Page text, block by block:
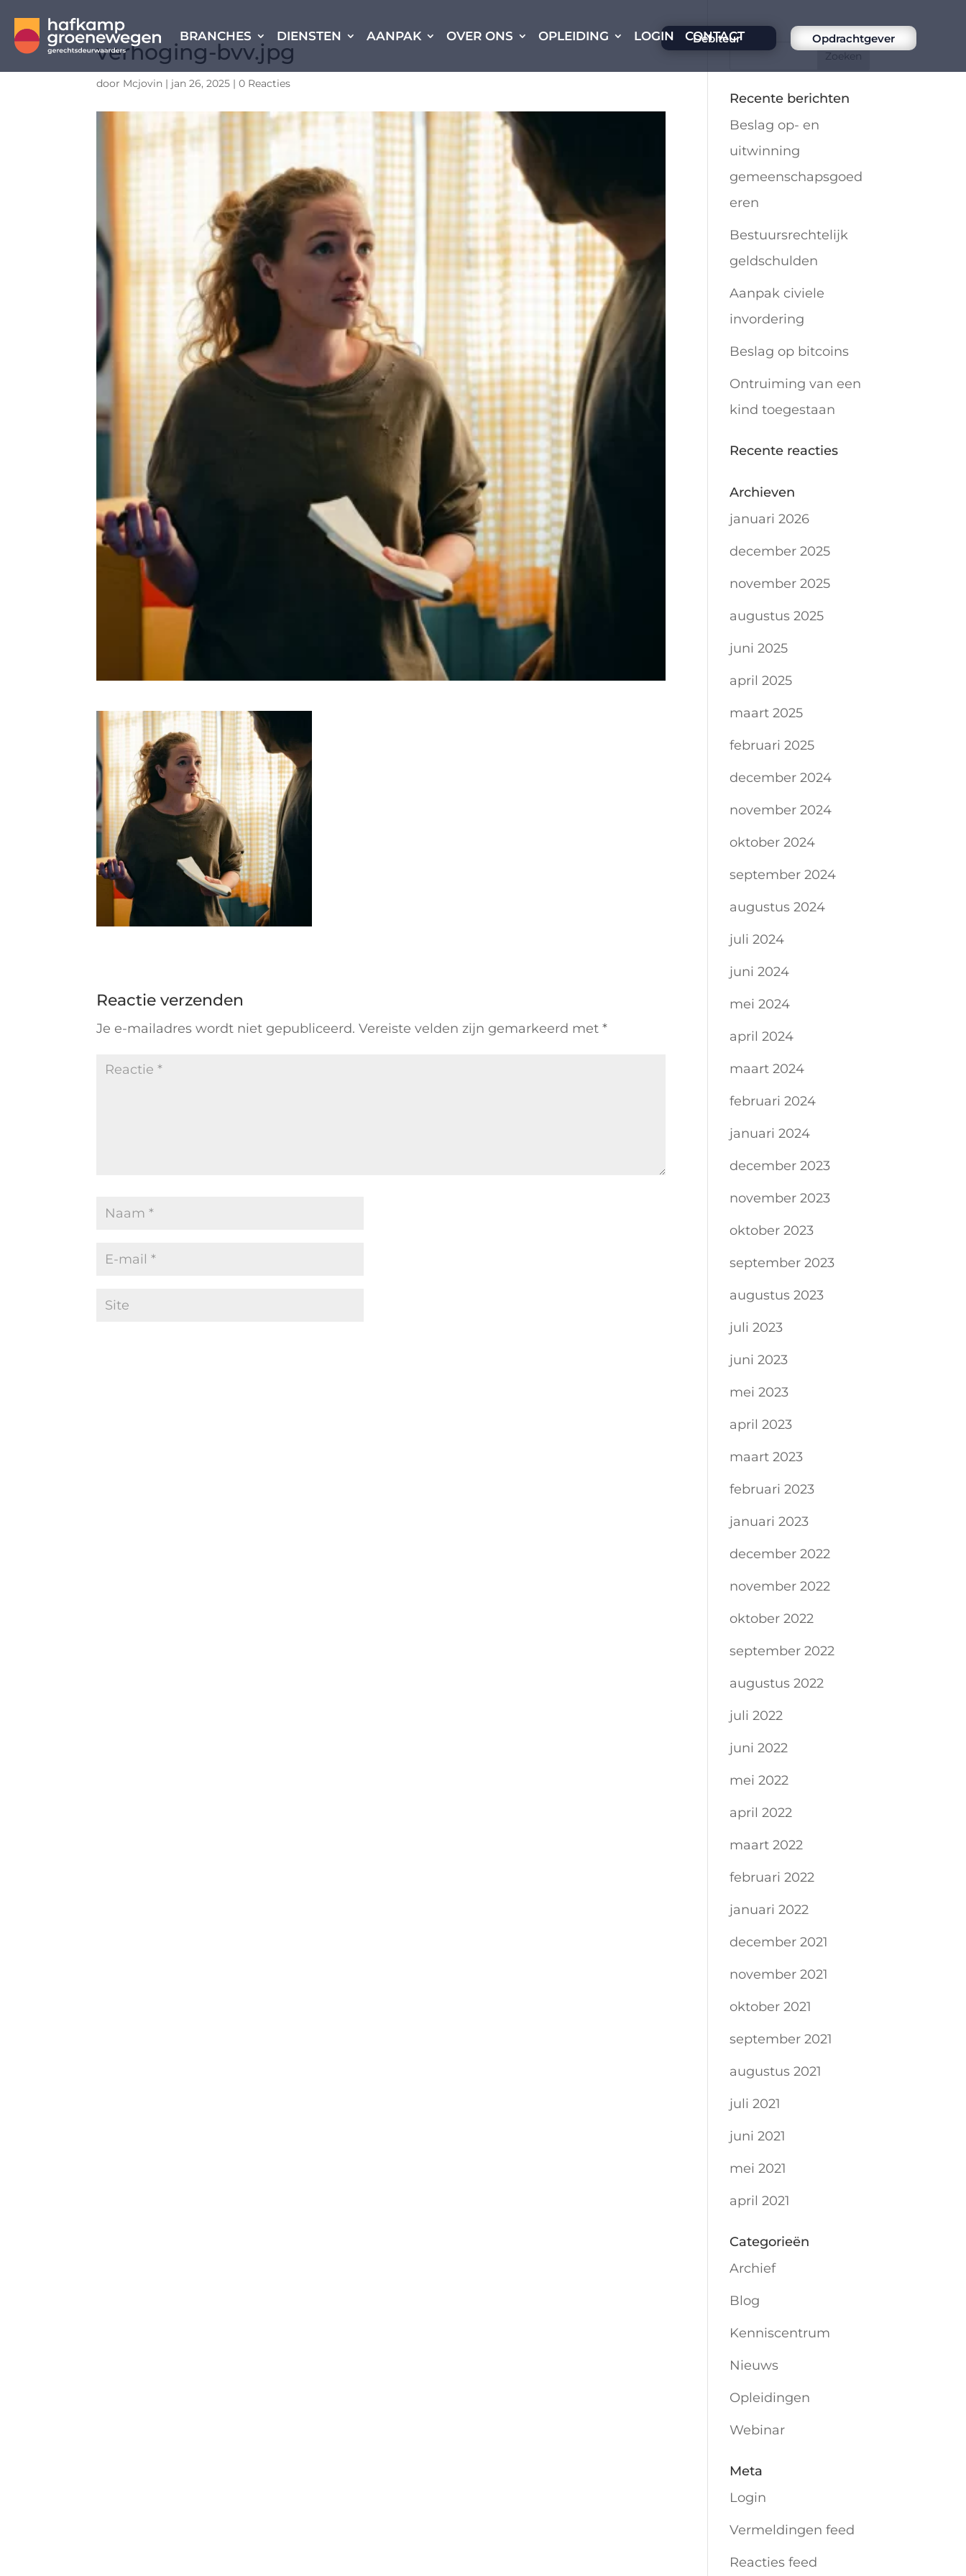
BRANCHES DIENSTEN AANPAK OVER ONS OPLEIDING LOGIN CONTACT
Debiteur Opdrachtgever
verhoging-bvv.jpg
door Mcjovin | jan 26, 2025 |0 Reacties
Reactie verzenden
Je e-mailadres wordt niet gepubliceerd. Vereiste velden zijn gemarkeerd met*
Recente berichten
Beslag op- en
uitwinning
gemeenschapsgoed
eren
Bestuursrechtelijk
geldschulden
Aanpak civiele
invordering
Beslag op bitcoins
Ontruiming van een
kind toegestaan
Recente reacties
Archieven
januari 2026
december 2025
november 2025
augustus 2025
juni 2025
april 2025
maart 2025
februari 2025
december 2024
november 2024
oktober 2024
september 2024
augustus 2024
juli 2024
juni 2024
mei 2024
april 2024
maart 2024
februari 2024
januari 2024
december 2023
november 2023
oktober 2023
september 2023
augustus 2023
juli 2023
juni 2023
mei 2023
april 2023
maart 2023
februari 2023
januari 2023
december 2022
november 2022
oktober 2022
september 2022
augustus 2022
juli 2022
juni 2022
mei 2022
april 2022
maart 2022
februari 2022
januari 2022
december 2021
november 2021
oktober 2021
september 2021
augustus 2021
juli 2021
juni 2021
mei 2021
april 2021
Categorieën
Archief
Blog
Kenniscentrum
Nieuws
Opleidingen
Webinar
Meta
Login
Vermeldingen feed
Reacties feed